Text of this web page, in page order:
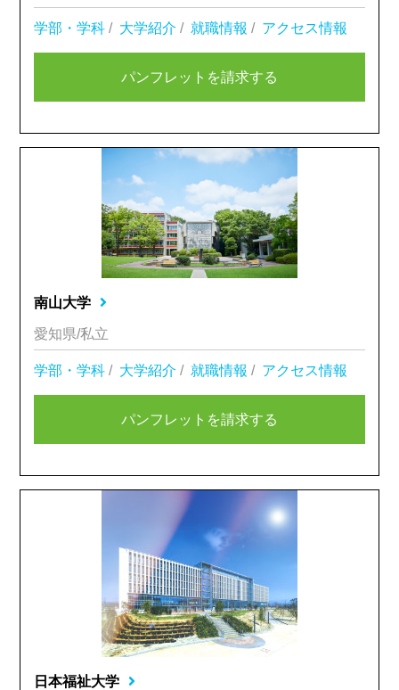
学部・学科 / 大学紹介 / 就職情報 / アクセス情報
パンフレットを請求する
南山大学
愛知県/私立
学部・学科 / 大学紹介 / 就職情報 / アクセス情報
パンフレットを請求する
日本福祉大学